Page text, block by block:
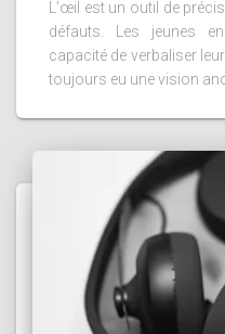
L’œil est un outil de
défauts. Les jeunes
capacité de verbaliser
toujours eu une vision